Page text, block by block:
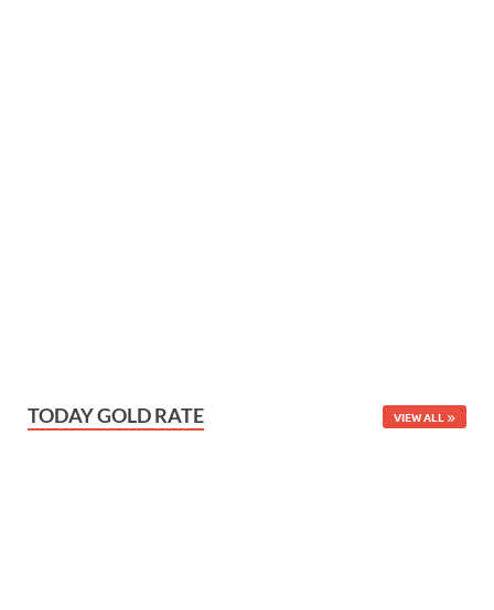
TODAY GOLD RATE VIEW ALL